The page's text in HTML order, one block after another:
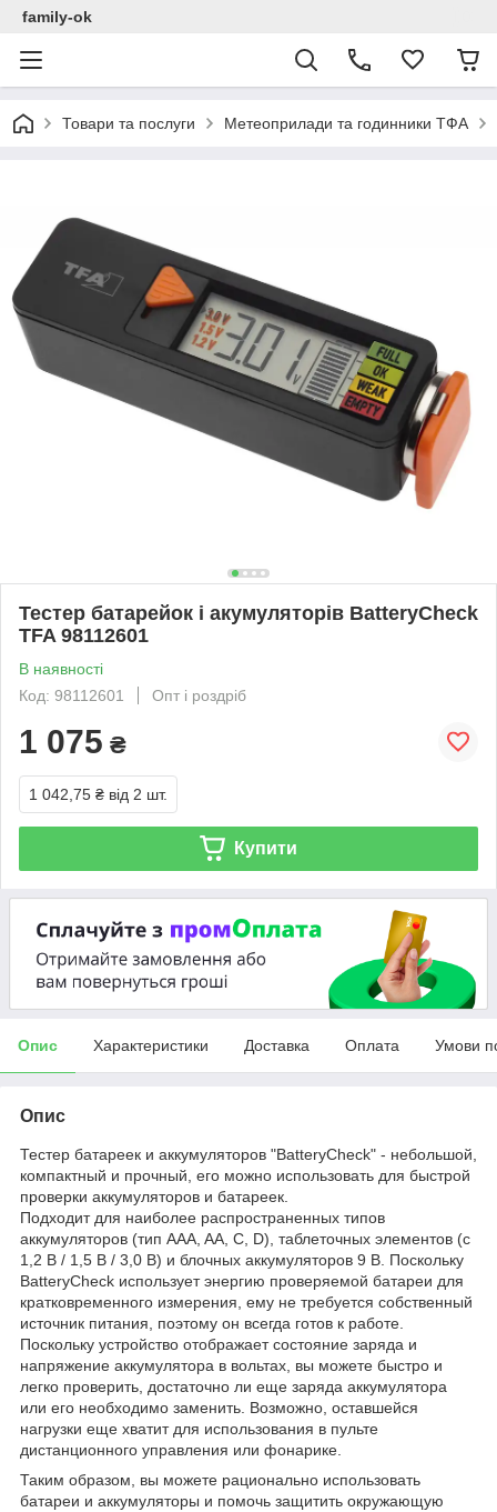
family-ok
Товари та послуги Метеоприлади та годинники ТФА
Тестер батарейок і акумуляторів BatteryCheck
TFA 98112601
В наявності
Код: 98112601
Опт і роздріб
1 075 ₴
1 042,75 ₴ від 2 шт.
Купити
Опис Характеристики Доставка Оплата Умови
Опис
Тестер батареек и аккумуляторов "BatteryCheck" - небольшой,
компактный и прочный, его можно использовать для быстрой
проверки аккумуляторов и батареек.
Подходит для наиболее распространенных типов
аккумуляторов (тип AAA, AA, C, D), таблеточных элементов (с
1,2 В / 1,5 В / 3,0 В) и блочных аккумуляторов 9 В. Поскольку
BatteryCheck использует энергию проверяемой батареи для
кратковременного измерения, ему не требуется собственный
источник питания, поэтому он всегда готов к работе.
Поскольку устройство отображает состояние заряда и
напряжение аккумулятора в вольтах, вы можете быстро и
легко проверить, достаточно ли еще заряда аккумулятора
или его необходимо заменить. Возможно, оставшейся
нагрузки еще хватит для использования в пульте
дистанционного управления или фонарике.
Таким образом, вы можете рационально использовать
батареи и аккумуляторы и помочь защитить окружающую